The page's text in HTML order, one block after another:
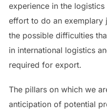
experience in the
effort to do an exemplary
the possible difficulties
in international logistics
required for export.
The pillars on which we
anticipation of potential